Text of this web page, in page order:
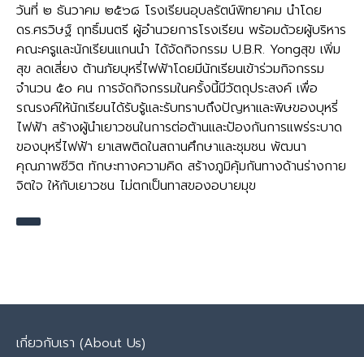
วันที่ ๒ ธันวาคม ๒๕๖๘ โรงเรียนอุบลรัตน์พิทยาคม นำโดย
ดร.ศรวิษฐ์ ฤทธิ์มนตรี ผู้อำนวยการโรงเรียน พร้อมด้วยผู้บริหาร
คณะครูและนักเรียนแกนนำ ได้จัดกิจกรรม U.B.R. Yongสุข เพิ่ม
สุข ลดเสี่ยง ต้านภัยบุหรี่ไฟฟ้าโดยมีนักเรียนเข้าร่วมกิจกรรม
จำนวน ๕o คน การจัดกิจกรรมในครั้งนี้มีวัตถุประสงค์ เพื่อ
รณรงค์ให้นักเรียนได้รับรู้และรับทราบถึงปัญหาและพิษของบุหรี่
ไฟฟ้า สร้างผู้นำเยาวชนในการต่อต้านและป้องกันการแพร่ระบาด
ของบุหรี่ไฟฟ้า ยาเสพติดในสถานศึกษาและชุมชน พัฒนา
คุณภาพชีวิต ทักษะทางความคิด สร้างภูมิคุ้มกันทางด้านร่างกาย
จิตใจ ให้กับเยาวชน ไม่ตกเป็นทาสของอบายมุข
เกี่ยวกับเรา (About Us)